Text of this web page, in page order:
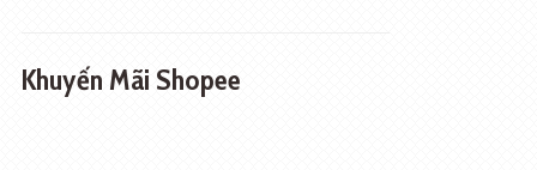
Khuyến Mãi Shopee